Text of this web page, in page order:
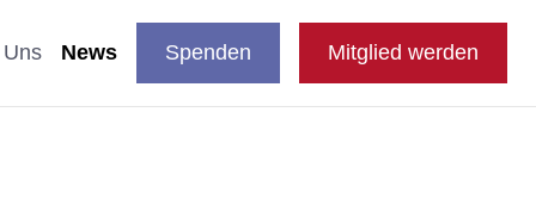
auswählen
DE
News Spenden Mitglied werden